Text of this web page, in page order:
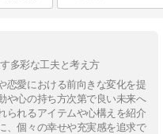
多彩な工夫と考え方
恋愛における前向きな変化を提
や心の持ち方次第で良い未来へ
られるアイテムや心構えを紹介
、個々の幸せや充実感を追求で